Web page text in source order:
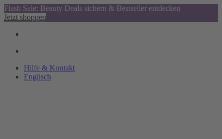
Flash Sale: Beauty Deals sichern & Bestseller entdecken
Jetzt shoppen
Hilfe & Kontakt
Englisch